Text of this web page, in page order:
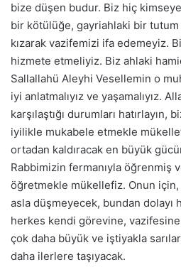
bize düşen budur. Biz hiç kimseye
bir kötülüğe, gayriahlaki bir tutum
kızarak vazifemizi ifa edemeyiz.
hizmete etmeliyiz. Biz ahlaki
Sallallahü Aleyhi Vesellemin o
iyi anlatmalıyız ve yaşamalıyız.
karşılaştığı durumları
iyilikle mukabele etmekle
ortadan kaldıracak en büyük
Rabbimizin fermanıyla öğrenmiş
öğretmekle mükellefiz. Onun
asla düşmeyecek, bundan dolayı
herkes kendi görevine,
çok daha büyük ve iştiyakla
daha ilerlere taşıyacak.